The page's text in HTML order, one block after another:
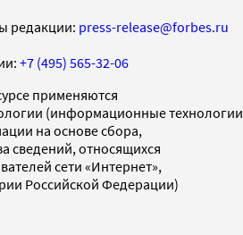
редакции: press-release@forbes.ru
+7 (495) 565-32-06
применяются
(информационные технологии
на основе сбора,
сведений, относящихся
сети «Интернет»,
Российской Федерации)